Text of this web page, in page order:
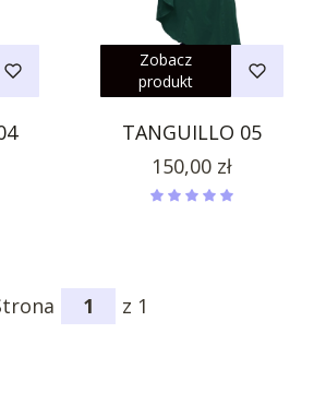
Zobacz
produkt
TANGUILLO 05
Cena
150,00 zł
z 1